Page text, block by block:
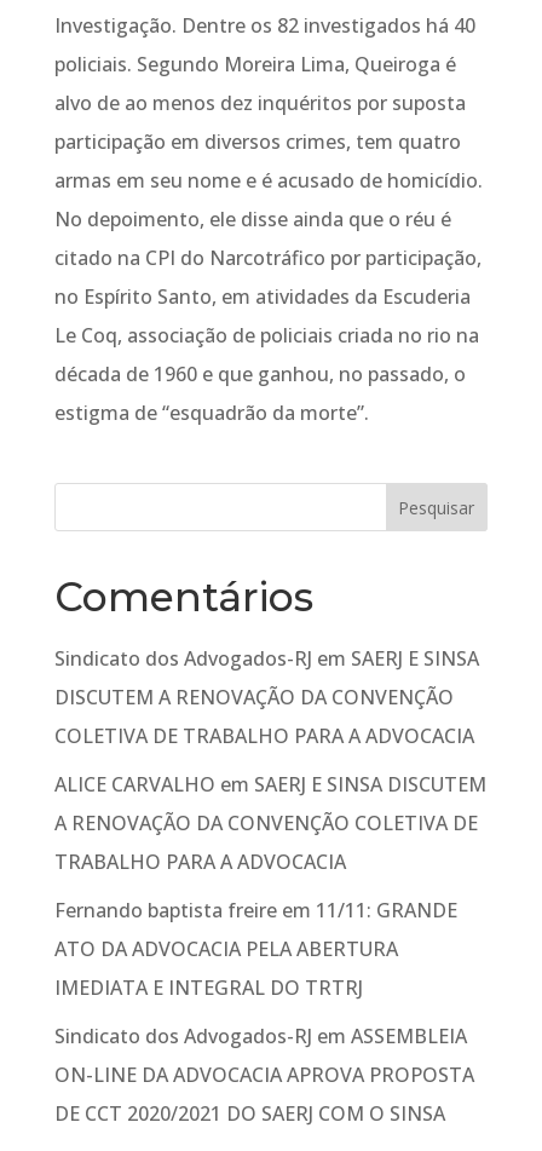
Investigação. Dentre os 82 investigados há 40
policiais. Segundo Moreira Lima, Queiroga é
alvo de ao menos dez inquéritos por suposta
participação em diversos crimes, tem quatro
armas em seu nome e é acusado de homicídio.
No depoimento, ele disse ainda que o réu é
citado na CPI do Narcotráfico por participação,
no Espírito Santo, em atividades da Escuderia
Le Coq, associação de policiais criada no rio na
década de 1960 e que ganhou, no passado, o
estigma de “esquadrão da morte”.
Comentários
Sindicato dos Advogados-RJ em SAERJ E SINSA
DISCUTEM A RENOVAÇÃO DA CONVENÇÃO
COLETIVA DE TRABALHO PARA A ADVOCACIA
ALICE CARVALHO em SAERJ E SINSA DISCUTEM
A RENOVAÇÃO DA CONVENÇÃO COLETIVA DE
TRABALHO PARA A ADVOCACIA
Fernando baptista freireem 11/11: GRANDE
ATO DA ADVOCACIA PELA ABERTURA
IMEDIATA E INTEGRAL DO TRTRJ
Sindicato dos Advogados-RJ em ASSEMBLEIA
ON-LINE DA ADVOCACIA APROVA PROPOSTA
DE CCT 2020/2021 DO SAERJ COM O SINSA